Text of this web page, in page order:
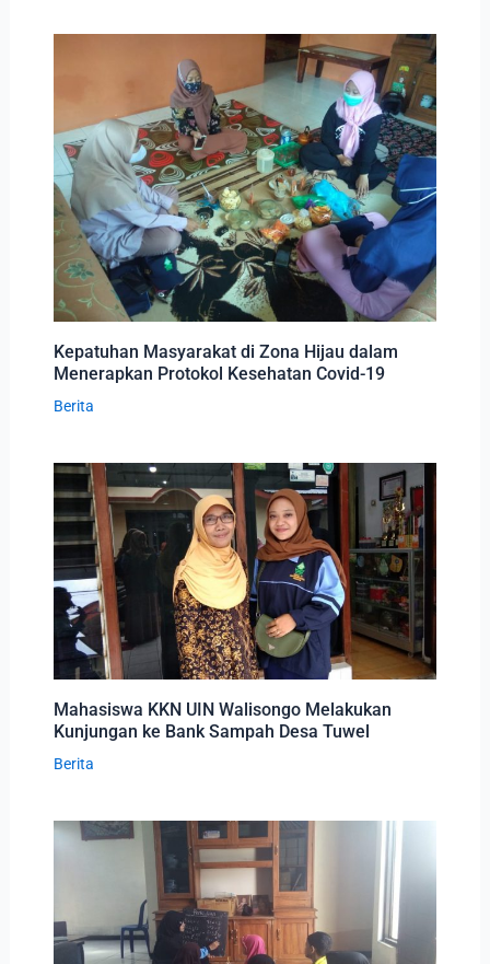
Kepatuhan Masyarakat di Zona Hijau dalam
Menerapkan Protokol Kesehatan Covid-19
Berita
Mahasiswa KKN UIN Walisongo Melakukan
Kunjungan ke Bank Sampah Desa Tuwel
Berita